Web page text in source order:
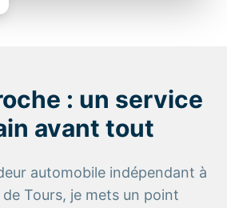
: un service
avant tout
automobile indépendant à
Tours, je mets un point